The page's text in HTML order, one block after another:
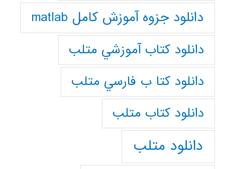
دانلود جزوه آموزش کامل matlab
دانلود كتاب آموزشي متلب
دانلود كتا ب فارسي متلب
دانلود كتاب متلب
دانلود متلب